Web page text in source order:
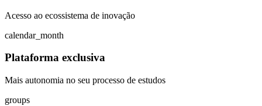
Acesso ao ecossistema de inovação
calendar_month
Plataforma exclusiva
Mais autonomia no seu processo de estudos
groups